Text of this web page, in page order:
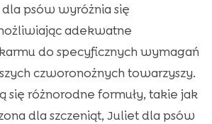
psów wyróżnia się
adekwatne
do specyficznych wymagań
czworonożnych towarzyszy.
się różnorodne formuły, takie jak
dla szczeniąt, Juliet dla psów